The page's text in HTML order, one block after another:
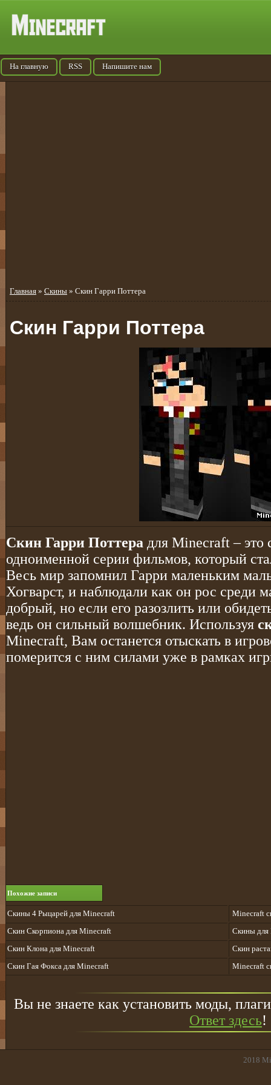
На главную RSS Напишите нам
Главная » Скины » Скин Гарри Поттера
Скин Гарри Поттера
Скин Гарри Поттера для Minecraft – это
одноименной серии фильмов, который
Весь мир запомнил Гарри маленьким
Хогварст, и наблюдали как он рос среди
добрый, но если его разозлить или
ведь он сильный волшебник. Используя
Minecraft, Вам останется отыскать в
померится с ним силами уже в рамках
Похожие записи
Скины 4 Рыцарей для Minecraft
Minecraft
Скин Cкорпиона для Minecraft
Скины для
Скин Клона для Minecraft
Скин
Скин Гая Фокса для Minecraft
Minecraft
Вы не знаете как установить моды,
Ответ здесь!
2018